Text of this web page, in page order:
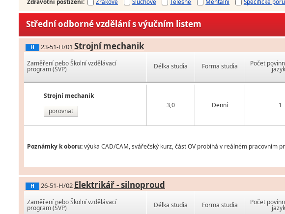
Zdravotní postižení: Zrakové Sluchové Tělesné Mentální Specifické
Střední odborné vzdělání s výučním listem
H 23-51-H/01 Strojní mechanik
Zaměření nebo Školní vzdělávací
program (ŠVP)
Strojní mechanik
porovnat
Délka studia Forma studia Počet
3,0 Denní 1
Poznámky k oboru:výuka CAD/CAM, svářečský kurz, část OV probíhá v reálném pracovním
H 26-51-H/02 Elektrikář - silnoproud
Zaměření nebo Školní vzdělávací
program (ŠVP) Délka studia Forma studia Počet